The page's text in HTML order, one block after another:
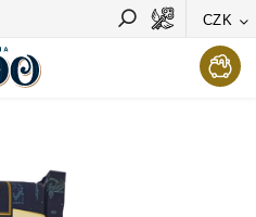
CZK
Hledat